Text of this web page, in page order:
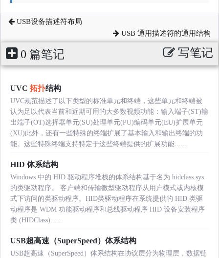
USB设备描述符布局
USB 通用描述符的通用结构
0 篇笔记 写笔记
UVC 拓扑结构
UVC规范描述了以下类型的标准单元和终端，这些单元和终端被
认为足以代表当前和近期可用的大多数视频功能：输入端子(ST)输
出端子(OT)选择器单元(SU)处理单元(PU)编码单元(EU)扩展单元
(XU)此外，还有一些特殊的终端扩展了基本输入和输出终端的功
能。这些特殊终端支持特定于这些终端提供的扩展功能......
HID 体系结构
Windows 中的 HID 驱动程序堆栈的体系结构基于名为 hidclass.sys
的类驱动程序。 客户端和传输微型驱动程序从用户模式或内核模
式下访问的类驱动程序。HID类驱动程序在系统提供的 HID 类驱
动程序是 WDM 功能驱动程序和总线驱动程序 HID 设备安装程序
类 (HIDClass)......
USB超高速（SuperSpeed）体系结构
USB超高速（SuperSpeed）体系结构在协议层分为物理层，数据链